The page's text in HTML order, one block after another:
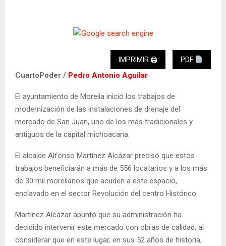
IMPRIMIR 🖨 PDF
CuartoPoder / Pedro Antonio Aguilar
El ayuntamiento de Morelia inició los trabajos de
modernización de las instalaciones de drenaje del
mercado de San Juan, uno de los más tradicionales y
antiguos de la capital michoacana.
El alcalde Alfonso Martínez Alcázar precisó que estos
trabajos beneficiarán a más de 556 locatarios y a los más
de 30 mil morelianos que acuden a este espacio,
enclavado en el sector Revolución del centro Histórico.
Martínez Alcázar apuntó que su administración ha
decidido intervenir este mercado con obras de calidad, al
considerar que en este lugar, en sus 52 años de historia,